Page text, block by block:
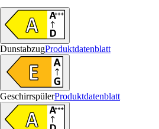
DunstabzugProduktdatenblatt
GeschirrspülerProduktdatenblatt